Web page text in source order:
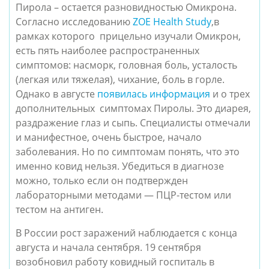
Пирола – остается разновидностью Омикрона.
Согласно исследованию ZOE Health Study,в
рамках которого  прицельно изучали Омикрон,
есть пять наиболее распространенных
симптомов: насморк, головная боль, усталость
(легкая или тяжелая), чихание, боль в горле.
Однако в августе появилась информация и о трех
дополнительных  симптомах Пиролы. Это диарея,
раздражение глаз и сыпь. Специалисты отмечали
и манифестное, очень быстрое, начало
заболевания. Но по симптомам понять, что это
именно ковид нельзя. Убедиться в диагнозе
можно, только если он подтвержден
лабораторными методами — ПЦР-тестом или
тестом на антиген.
В России рост заражений наблюдается с конца
августа и начала сентября. 19 сентября